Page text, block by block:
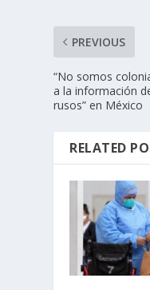
PREVIOUS
“No somos
a la información
rusos” en México
RELATED